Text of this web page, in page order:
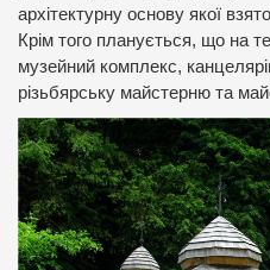
архітектурну основу якої
Крім того планується, що на
музейний комплекс,
різьбярську майстерню та